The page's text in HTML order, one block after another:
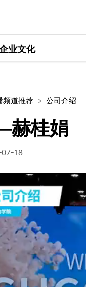
业文化
赫桂娟
频道推荐 公司介绍
赫桂娟
18